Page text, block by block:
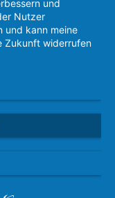
und
Nutzer
und kann meine
Zukunft widerrufen